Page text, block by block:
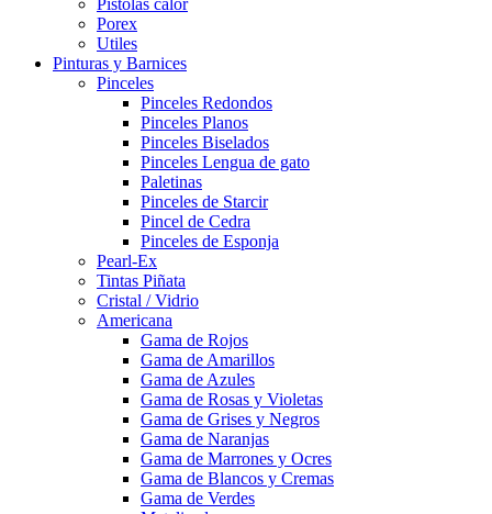
Porex
Utiles
Pinturas y Barnices
Pinceles
Pinceles Redondos
Pinceles Planos
Pinceles Biselados
Pinceles Lengua de gato
Paletinas
Pinceles de Starcir
Pincel de Cedra
Pinceles de Esponja
Pearl-Ex
Tintas Piñata
Cristal / Vidrio
Americana
Gama de Rojos
Gama de Amarillos
Gama de Azules
Gama de Rosas y Violetas
Gama de Grises y Negros
Gama de Naranjas
Gama de Marrones y Ocres
Gama de Blancos y Cremas
Gama de Verdes